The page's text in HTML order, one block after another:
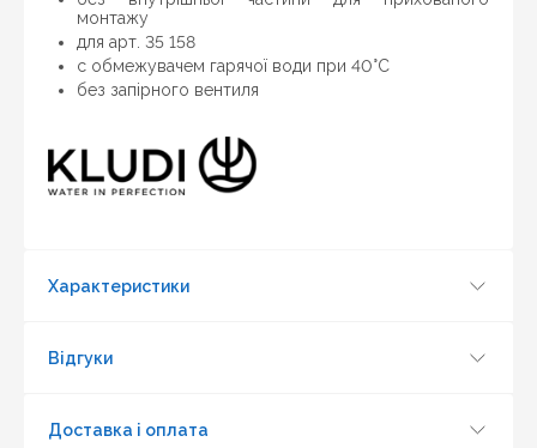
монтажу
для арт. 35 158
c обмежувачем гарячої води при 40°C
без запірного вентиля
Характеристики
Відгуки
Доставка і оплата
що товар даної моделі повинен бути у конкурента в
наявності і ціна на даний товар в іншому інтернет-
магазині актуальна і діюча)